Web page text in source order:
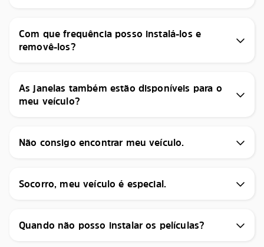
Com que frequência posso instalá-los e
removê-los?
As janelas também estão disponíveis para o
meu veículo?
Não consigo encontrar meu veículo.
Socorro, meu veículo é especial.
Quando não posso instalar os películas?